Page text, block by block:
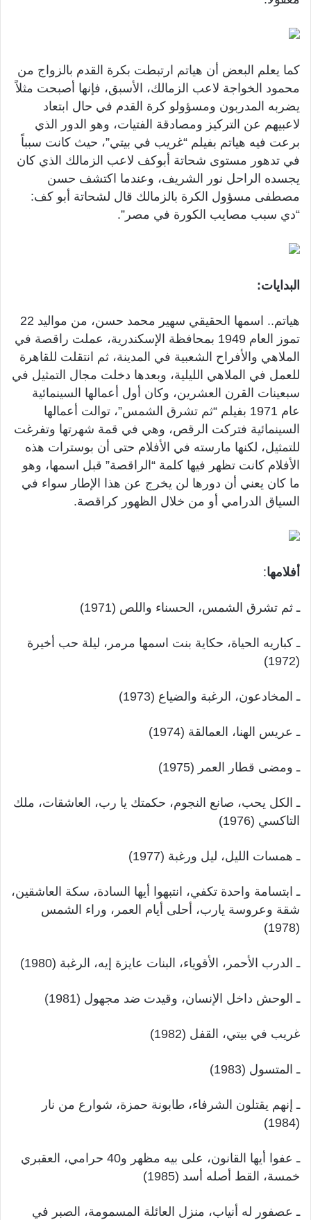
كما يعلم البعض أن هياتم ارتبطت بكرة القدم بالزواج من
محمود الخواجة لاعب الزمالك، الأسبق، فإنها أصبحت مثلاً
يضربه المدربون ومسؤولو كرة القدم في حال ابتعاد
لاعبيهم عن التركيز ومصادقة الفتيات، وهو الدور الذي
برعت فيه هياتم بفيلم “غريب في بيتي”، حيث كانت سبباً
في تدهور مستوى شحاتة أبوكف لاعب الزمالك الذي كان
يجسده الراحل نور الشريف، وعندما اكتشف حسن
مصطفى مسؤول الكرة بالزمالك قال لشحاتة أبو كف:
“دي سبب مصايب الكورة في مصر”.
البدايات:
هياتم.. اسمها الحقيقي سهير محمد حسن، من مواليد 22
تموز العام 1949 بمحافظة الإسكندرية، عملت راقصة في
الملاهي والأفراح الشعبية في المدينة، ثم انتقلت للقاهرة
للعمل في الملاهي الليلية، وبعدها دخلت مجال التمثيل في
سبعينات القرن العشرين، وكان أول أعمالها السينمائية
عام 1971 بفيلم “ثم تشرق الشمس”، توالت أعمالها
السينمائية فتركت الرقص، وهي في قمة شهرتها وتفرغت
للتمثيل، لكنها مارسته في الأفلام حتى أن بوسترات هذه
الأفلام كانت تظهر فيها كلمة “الراقصة” قبل اسمها، وهو
ما كان يعني أن دورها لن يخرج عن هذا الإطار سواء في
السياق الدرامي أو من خلال الظهور كراقصة.
أفلامها:
ـ ثم تشرق الشمس، الحسناء واللص (1971)
ـ كباريه الحياة، حكاية بنت اسمها مرمر، ليلة حب أخيرة
(1972)
ـ المخادعون، الرغبة والضياع (1973)
ـ عريس الهنا، العمالقة (1974)
ـ ومضى قطار العمر (1975)
ـ الكل يحب، صانع النجوم، حكمتك يا رب، العاشقات، ملك
التاكسي (1976)
ـ همسات الليل، ليل ورغبة (1977)
ـ ابتسامة واحدة تكفي، انتبهوا أيها السادة، سكة العاشقين،
شقة وعروسة يارب، أحلى أيام العمر، وراء الشمس
(1978)
ـ الدرب الأحمر، الأقوياء، البنات عايزة إيه، الرغبة (1980)
ـ الوحش داخل الإنسان، وقيدت ضد مجهول (1981)
غريب في بيتي، القفل (1982)
ـ المتسول (1983)
ـ إنهم يقتلون الشرفاء، طابونة حمزة، شوارع من نار
(1984)
ـ عفوا أيها القانون، على بيه مظهر و40 حرامي، العقبري
خمسة، القط أصله أسد (1985)
ـ عصفور له أنياب، منزل العائلة المسمومة، الصبر في